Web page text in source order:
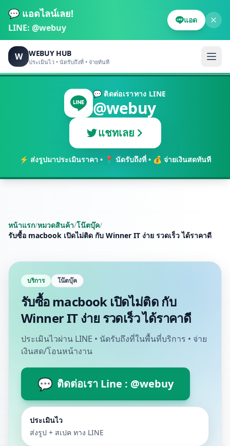
💬 แอดไลน์เลย!
LINE: @webuy
แอด
W WEBUY HUB
ประเมินไว • นัดรับถึงที่ • จ่ายทันที
💬 ติดต่อเราทาง LINE
@webuy
แชทเลย
⚡ ส่งรูปมาประเมินราคา • 📍 นัดรับถึงที่ • 💰 จ่ายเงินสดทันที
หน้าแรก/หมวดสินค้า/โน๊ตบุ๊ค/
รับซื้อ macbook เปิดไม่ติด กับ Winner IT ง่าย รวดเร็ว ได้ราคาดี
บริการ โน๊ตบุ๊ค
รับซื้อ macbook เปิดไม่ติด กับ
Winner IT ง่าย รวดเร็ว ได้ราคาดี
ประเมินไวผ่าน LINE • นัดรับถึงที่ในพื้นที่บริการ • จ่าย
เงินสด/โอนหน้างาน
💬 ติดต่อเรา Line : @webuy
ประเมินไว
ส่งรูป + สเปค ทาง LINE